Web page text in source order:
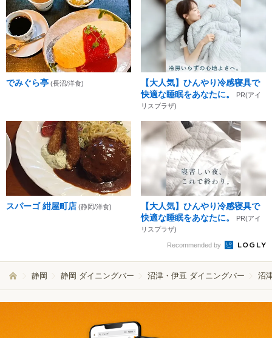
でみぐら亭 (長沼/洋食)
【大人気】ひんやり冷感寝具で
快適な睡眠をあなたに。
PR(アイ
リスプラザ)
スパーゴ 紺屋町店 (静岡/洋食)
【大人気】ひんやり冷感寝具で
快適な睡眠をあなたに。
PR(アイ
リスプラザ)
Recommended by
静岡 静岡 ダイニングバー 沼津・伊豆 ダイニングバー 沼